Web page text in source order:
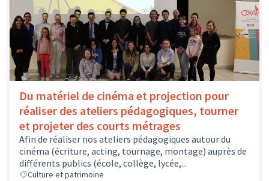
Du matériel de cinéma et projection pour
réaliser des ateliers pédagogiques, tourner
et projeter des courts métrages
Afin de réaliser nos ateliers pédagogiques autour du
cinéma (écriture, acting, tournage, montage) auprès de
différents publics (école, collège, lycée,...
Culture et patrimoine